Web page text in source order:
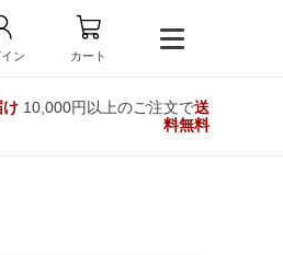
ン カート
け10,000円以上のご注文で送
料無料